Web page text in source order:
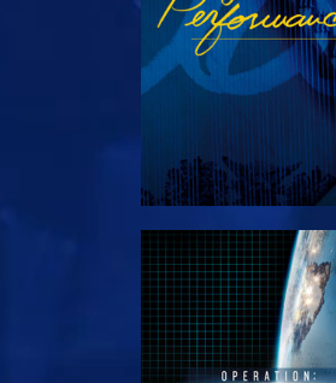
UTFORSKA SERIEN